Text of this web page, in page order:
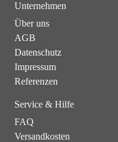
Unternehmen
Über uns
AGB
Datenschutz
Impressum
Referenzen
Service & Hilfe
FAQ
Versandkosten